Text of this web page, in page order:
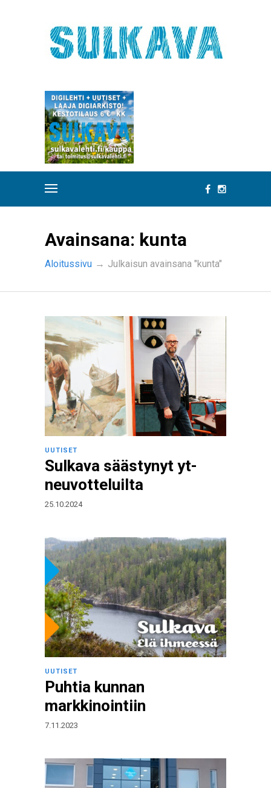
Avainsana: kunta
Aloitussivu → Julkaisun avainsana "kunta"
UUTISET
Sulkava säästynyt yt-
neuvotteluilta
25.10.2024
UUTISET
Puhtia kunnan
markkinointiin
7.11.2023